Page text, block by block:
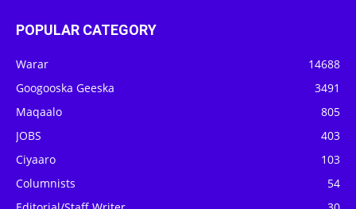
POPULAR CATEGORY
Warar
14688
Googooska Geeska
3491
Maqaalo
805
JOBS
403
Ciyaaro
103
Columnists
54